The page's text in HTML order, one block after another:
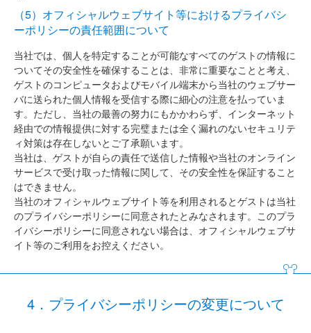
（5）オフィシャルウェブサイト等におけるプライバシ
ーポリシーの責任範囲について
当社では、個人を特定することが可能なすべてのゲストの情報に
ついてその安全性を確保することは、非常に重要なことと考え、
ゲストのコンピュータおよびモバイル端末から当社のウェブサー
バに送られた個人情報を受信する際に細心の注意を払っていま
す。ただし、当社の最善の努力にもかかわらず、インターネット
経由での情報提供に対する完璧または全く漏れのないセキュリテ
ィ対策は存在しないとご了承願います。
当社は、ゲストが自らの責任で送信した情報や当社のオンライン
サービスで受け取った情報に関して、その安全性を保証すること
はできません。
当社のオフィシャルウェブサイト等を利用されるとゲストは当社
のプライバシーポリシーに同意されたとみなされます。このプラ
イバシーポリシーに同意されない場合は、オフィシャルウェブサ
イト等のご利用をお控えください。
4．プライバシーポリシーの変更について